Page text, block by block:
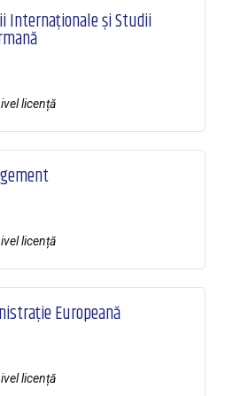
Internaționale și Studii
licență
licență
Europeană
licență